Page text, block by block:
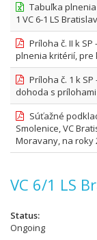
Tabuľka
1 VC 6-1 LS
Príloha č. II k SP
plnenia kritérií, pre
Príloha č. 1 k SP
dohoda s prílohami
Súťažné
Smolenice, VC
Moravany, na roky
VC 6/1 LS
Status
Ongoing